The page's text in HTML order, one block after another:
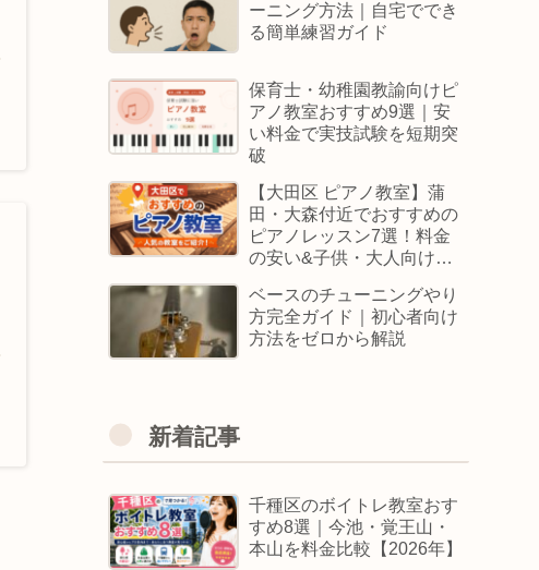
ーニング方法｜自宅ででき
る簡単練習ガイド
保育士・幼稚園教諭向けピ
アノ教室おすすめ9選｜安
い料金で実技試験を短期突
破
【大田区 ピアノ教室】蒲
田・大森付近でおすすめの
ピアノレッスン7選！料金
の安い&子供・大人向けス
ベースのチューニングやり
方完全ガイド｜初心者向け
方法をゼロから解説
新着記事
千種区のボイトレ教室おす
すめ8選｜今池・覚王山・
本山を料金比較【2026年】